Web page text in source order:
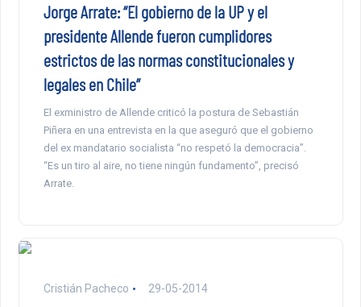
Jorge Arrate: “El gobierno de la UP y el
presidente Allende fueron cumplidores
estrictos de las normas constitucionales y
legales en Chile”
El exministro de Allende criticó la postura de Sebastián
Piñera en una entrevista en la que aseguró que el gobierno
del ex mandatario socialista “no respetó la democracia”.
“Es un tiro al aire, no tiene ningún fundamento”, precisó
Arrate.
Cristián Pacheco 29-05-2014